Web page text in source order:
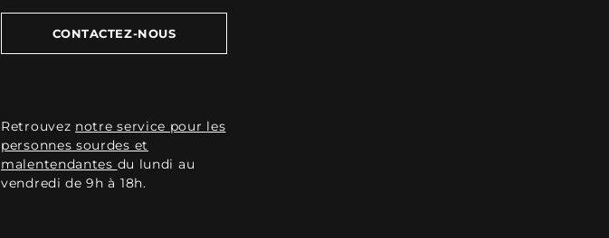
CONTACTEZ-NOUS
Retrouvez notre service pour les
personnes sourdes et
malentendantes du lundi au
vendredi de 9h à 18h.